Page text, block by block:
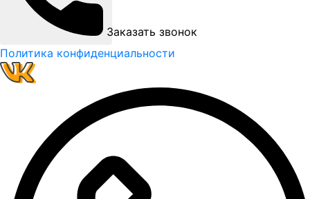
Заказать звонок
Политика конфиденциальности